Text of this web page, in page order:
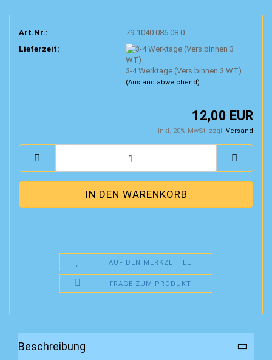
Art.Nr.:
79-1040.086.08.0
Lieferzeit:
3-4 Werktage (Vers.binnen 3 WT)
(Ausland abweichend)
12,00 EUR
inkl. 20% MwSt. zzgl. Versand
AUF DEN MERKZETTEL
FRAGE ZUM PRODUKT
Beschreibung